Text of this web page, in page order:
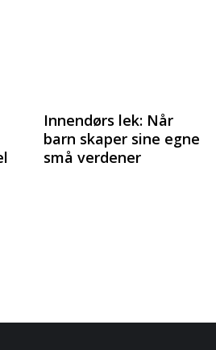
Innendørs lek: Når
barn skaper sine egne
små verdener